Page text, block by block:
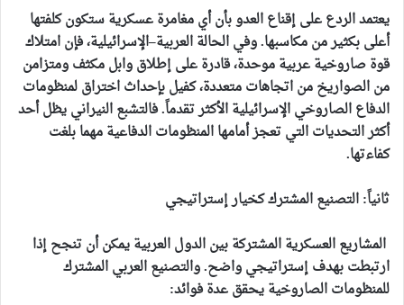
يعتمد الردع على إقناع العدو بأن أي مغامرة عسكرية ستكون كلفتها
أعلى بكثير من مكاسبها. وفي الحالة العربية–الإسرائيلية، فإن امتلاك
قوة صاروخية عربية موحدة، قادرة على إطلاق وابل مكثف ومتزامن
من الصواريخ من اتجاهات متعددة، كفيل بإحداث اختراق لمنظومات
الدفاع الصاروخي الإسرائيلية الأكثر تقدماً. فالتشبع النيراني يظل أحد
أكثر التحديات التي تعجز أمامها المنظومات الدفاعية مهما بلغت
كفاءتها.
ثانياً: التصنيع المشترك كخيار إستراتيجي
المشاريع العسكرية المشتركة بين الدول العربية يمكن أن تنجح إذا
ارتبطت بهدف إستراتيجي واضح. والتصنيع العربي المشترك
للمنظومات الصاروخية يحقق عدة فوائد: